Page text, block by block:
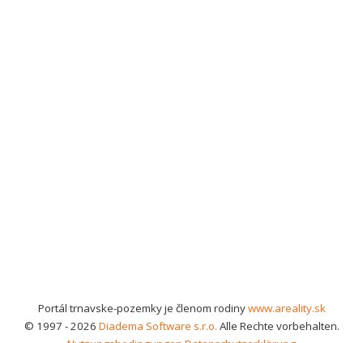
Portál trnavske-pozemky je členom rodinywww.areality.sk
© 1997 - 2026 Diadema Software s.r.o. Alle Rechte vorbehalten.